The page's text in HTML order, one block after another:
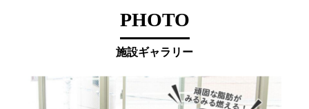
PHOTO
施設ギャラリー